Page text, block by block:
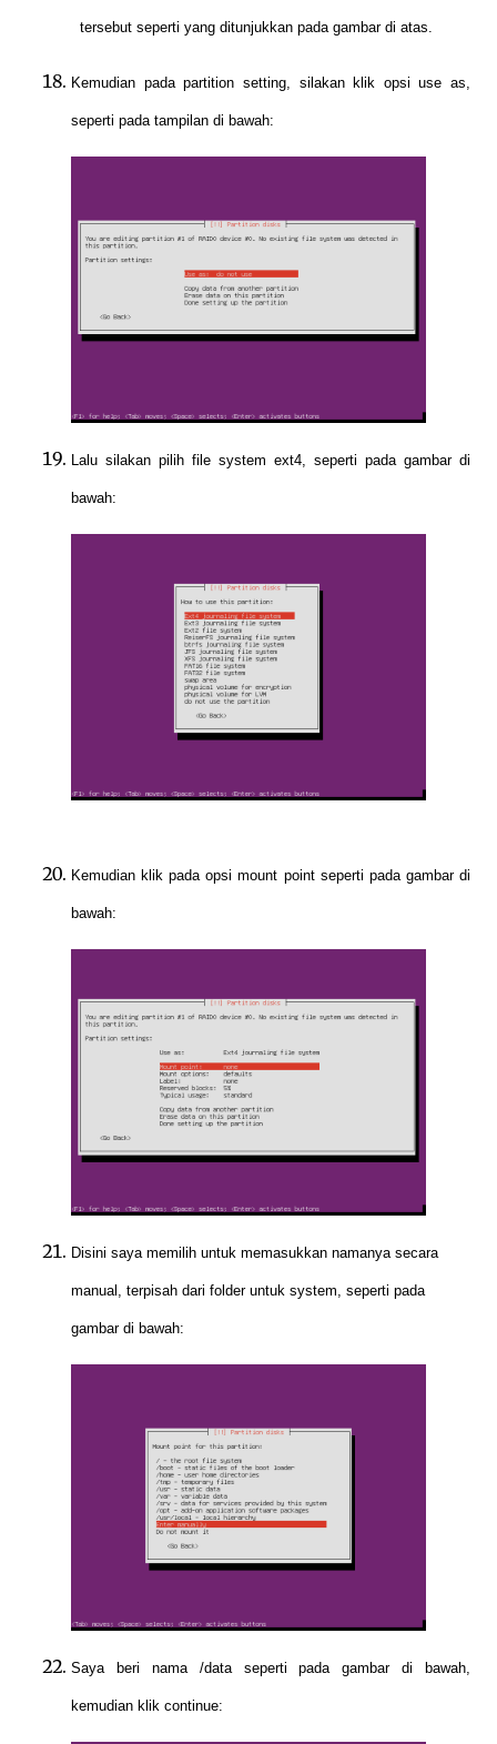
tersebut seperti yang ditunjukkan pada gambar di atas.
Kemudian pada partition setting, silakan klik opsi use as,
seperti pada tampilan di bawah:
Lalu silakan pilih file system ext4, seperti pada gambar di
bawah:
Kemudian klik pada opsi mount point seperti pada gambar di
bawah:
Disini saya memilih untuk memasukkan namanya secara
manual, terpisah dari folder untuk system, seperti pada
gambar di bawah:
Saya beri nama /data seperti pada gambar di bawah,
kemudian klik continue: